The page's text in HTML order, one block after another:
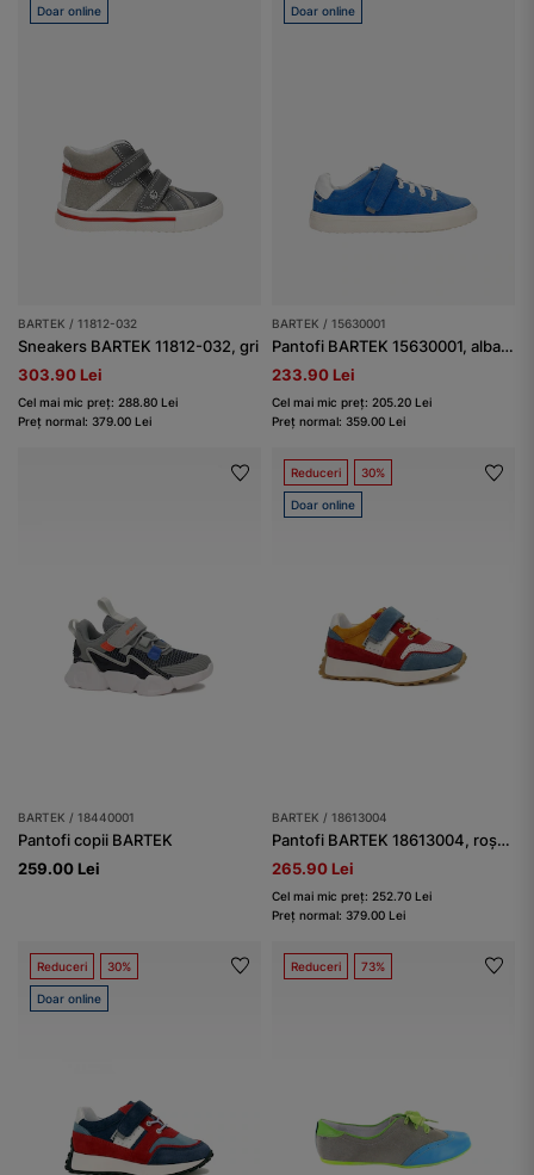
Doar online
BARTEK / 11812-032
Sneakers BARTEK 11812-032, gri
303.90 Lei
Cel mai mic preț: 288.80 Lei
Preț normal: 379.00 Lei
Doar online
BARTEK / 15630001
Pantofi BARTEK 15630001, albastru
233.90 Lei
Cel mai mic preț: 205.20 Lei
Preț normal: 359.00 Lei
BARTEK / 18440001
Pantofi copii BARTEK
259.00 Lei
Reduceri 30%
Doar online
BARTEK / 18613004
Pantofi BARTEK 18613004, roșu-albastru
265.90 Lei
Cel mai mic preț: 252.70 Lei
Preț normal: 379.00 Lei
Reduceri 30%
Doar online
Reduceri 73%